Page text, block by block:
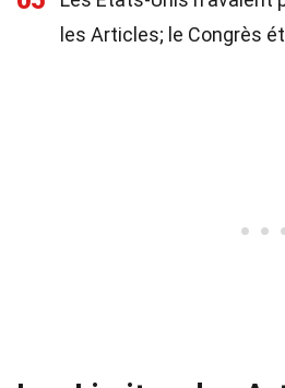
les Articles; le Congrès